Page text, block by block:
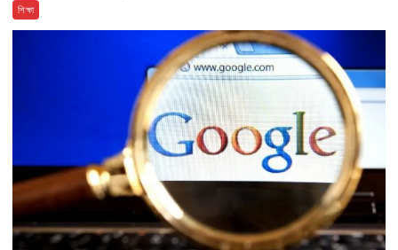
শিক্ষা